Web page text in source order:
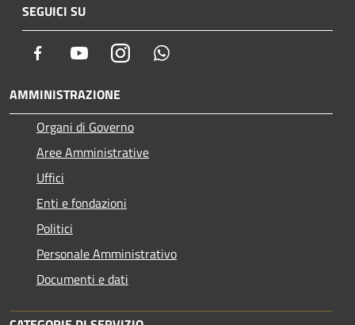
SEGUICI SU
Facebook YoutubeInstagram
AMMINISTRAZIONE
Organi di Governo
Aree Amministrative
Uffici
Enti e fondazioni
Politici
Personale Amministrativo
Documenti e dati